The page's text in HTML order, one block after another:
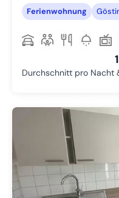
Ferienwohnung
Durchschnitt pro Nacht